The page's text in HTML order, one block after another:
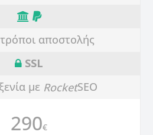
αποστολής
SSL
με RocketSEO
290€